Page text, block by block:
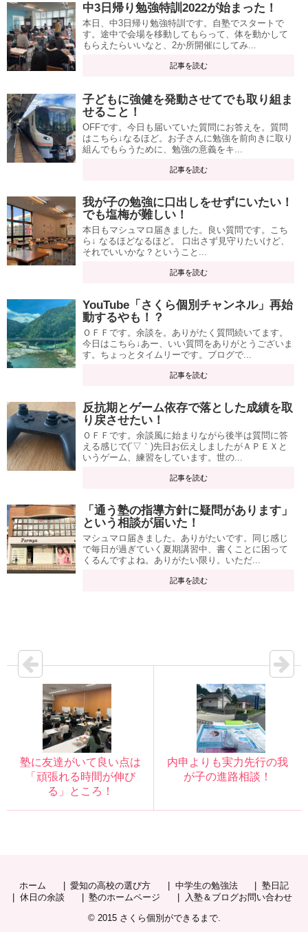
中3日帰り勉強特訓2022が始まった！
本日、中3日帰り勉強特訓です。自塾でスタートで
す。途中で会場を移動してもらって、体を動かして
もらえたらいいなと、2か所開催にしてみ...
記事を読む
子どもに強健を発動させてでも取り組ま
せること！
OFFです。今日も届いていた質問にお答えを。質問
はこちら↓なるほど。お子さんに勉強を前向きに取り
組んでもらうために、勉強の意義をキ...
記事を読む
我が子の勉強に口出しをせずにいたい！
でも塩梅が難しい！
本日もマシュマロ届きました。良い質問です。こち
ら↓ なるほどなるほど。 口出さず見守りたいけど、
それでいいかな？ということ...
記事を読む
YouTube「さくら個別チャンネル」再始
動するやも！？
ＯＦＦです。余談を。ありがたく質問続いてます。
今日はこちら↓あー、いい質問をありがとうございま
す。ちょっとタイムリーです。ブログで...
記事を読む
反抗期とゲーム依存で落とした成績を取
り戻させたい！
ＯＦＦです。余談風に始まりながら後半は質問に答
える感じで(´▽｀)先日お伝えしましたがＡＰＥＸと
いうゲーム、練習をしています。世の...
記事を読む
「通う塾の指導方針に疑問があります」
という相談が届いた！
マシュマロ届きました。ありがたいです。同じ感じ
で毎日が過ぎていく夏期講習中、書くことに困って
くるんですよね。ありがたい限り。いただ...
記事を読む
塾に友達がいて良い点は
「頑張れる時間が伸び
る」ところ！
内申よりも実力先行の我
が子の進路相談！
ホーム 愛知の高校の選び方 中学生の勉強法
塾日記
休日の余談
塾のホームページ
入塾＆ブログお問い合わせ
© 2015 さくら個別ができるまで.